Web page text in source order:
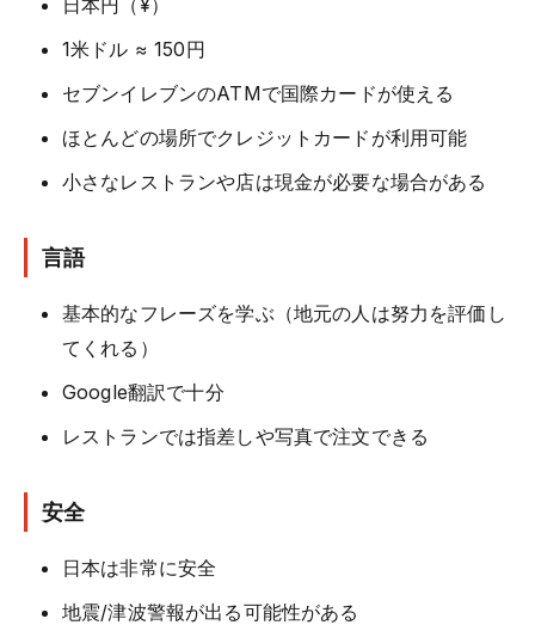
1米ドル ≈ 150円
セブンイレブンのATMで国際カードが使える
ほとんどの場所でクレジットカードが利用可能
小さなレストランや店は現金が必要な場合がある
言語
基本的なフレーズを学ぶ（地元の人は努力を評価し
てくれる）
Google翻訳で十分
レストランでは指差しや写真で注文できる
安全
日本は非常に安全
地震/津波警報が出る可能性がある